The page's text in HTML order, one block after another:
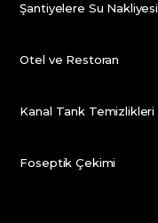
Şantiyelere Su Nakliyesi
Otel ve Restoran
Kanal Tank Temizlikleri
Foseptik Çekimi